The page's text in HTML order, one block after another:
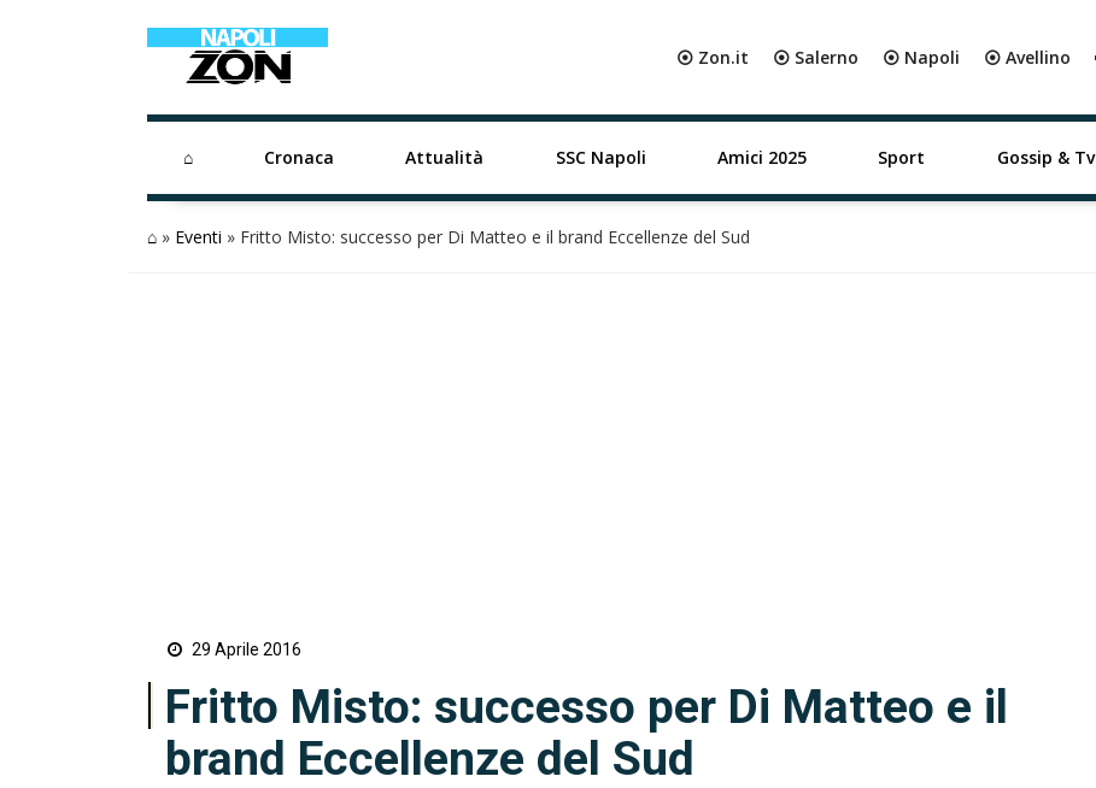
⦿ Zon.it ⦿ Salerno ⦿ Napoli ⦿ Avellino
⌂ Cronaca Attualità SSC Napoli Amici 2025 Sport Gossip & Tv
⌂ » Eventi » Fritto Misto: successo per Di Matteo e il brand Eccellenze del Sud
29 Aprile 2016
Fritto Misto: successo per Di Matteo e il
brand Eccellenze del Sud